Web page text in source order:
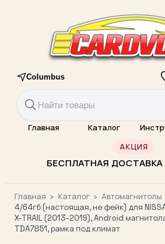
Columbus
Главная Каталог
АКЦИЯ
БЕСПЛАТНАЯ
Главная › Каталог › Автомагнитолы
4/64гб (настоящая, не фейк) для
X-TRAIL (2013-2019), Android
TDA7851, рамка под климат